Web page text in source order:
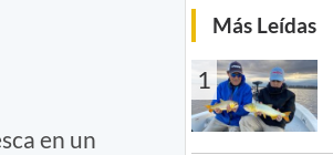
en un
Más Leídas
1